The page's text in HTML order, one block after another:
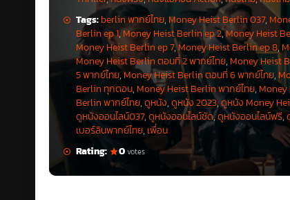
Tags:berlin พากย์ไทย, Money Heist Berlin 037,
Berlin ep 1,Money Heist Berlin ep 2,Money Heist
Money Heist Berlin ep 7,Money Heist Berlin ep 8,
Money Heist Berlin ตอนที่ 2 พากย์ไทย, Money Heist
5 พากย์ไทย, Money Heist Berlin ตอนที่ 6 พากย์ไทย,
Berlin ทุกตอน, Money Heist Berlin พากย์ไทย, Money
Berlin พากย์ไทย,ดูหนัง,ดูหนัง 2023,ดูหนัง Money
ดูหนังออนไลน์037,ดูหนังออนไลน์ชัด,ดูหนังออนไลน์ฟรี,
เบอร์ลินพากย์ไทย, เพื่อน
Rating:
0votes